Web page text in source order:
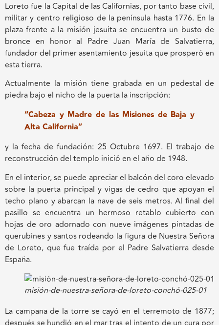
Loreto fue la Capital de las Californias, por tanto base civil,
militar y centro religioso de la península hasta 1776. En la
plaza frente a la misión jesuita se encuentra un busto de
bronce en honor al Padre Juan María de Salvatierra,
fundador del primer asentamiento jesuita que prosperó en
esta tierra.
Actualmente la misión tiene grabada en un pedestal de
piedra bajo el nicho de la puerta la inscripción:
“Cabeza y Madre de las Misiones de Baja y
Alta California”
y la fecha de fundación: 25 Octubre 1697. El trabajo de
reconstrucción del templo inició en el año de 1948.
En el interior, se puede apreciar el balcón del coro elevado
sobre la puerta principal y vigas de cedro que apoyan el
techo plano y abarcan la nave de seis metros. Al final del
pasillo se encuentra un hermoso retablo cubierto con
hojas de oro adornado con nueve imágenes pintadas de
querubines y santos rodeando la figura de Nuestra Señora
de Loreto, que fue traída por el Padre Salvatierra desde
España.
misión-de-nuestra-señora-de-loreto-conchó-025-01
La campana de la torre se cayó en el terremoto de 1877;